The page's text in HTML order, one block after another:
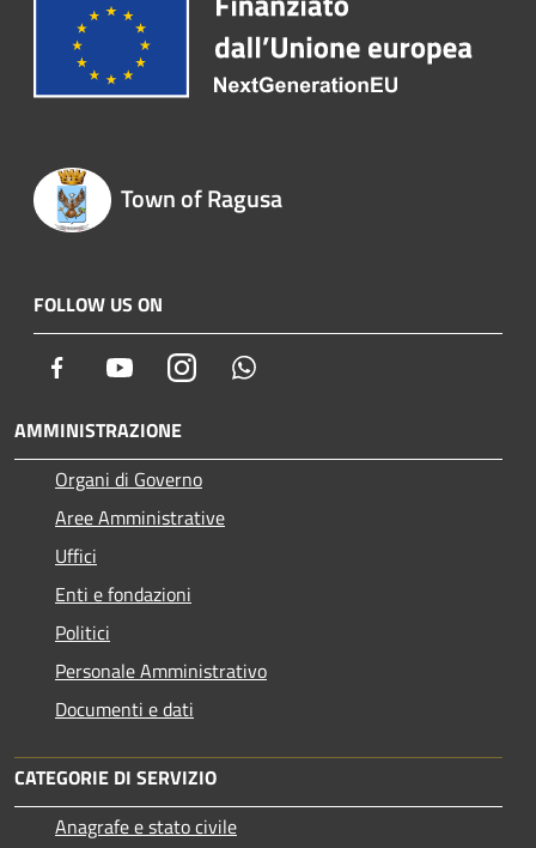
Town of Ragusa
FOLLOW US ON
Facebook YoutubeInstagram
AMMINISTRAZIONE
Organi di Governo
Aree Amministrative
Uffici
Enti e fondazioni
Politici
Personale Amministrativo
Documenti e dati
CATEGORIE DI SERVIZIO
Anagrafe e stato civile